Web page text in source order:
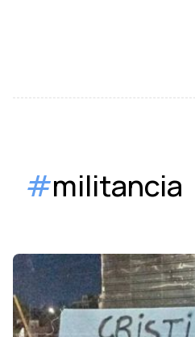
#militancia